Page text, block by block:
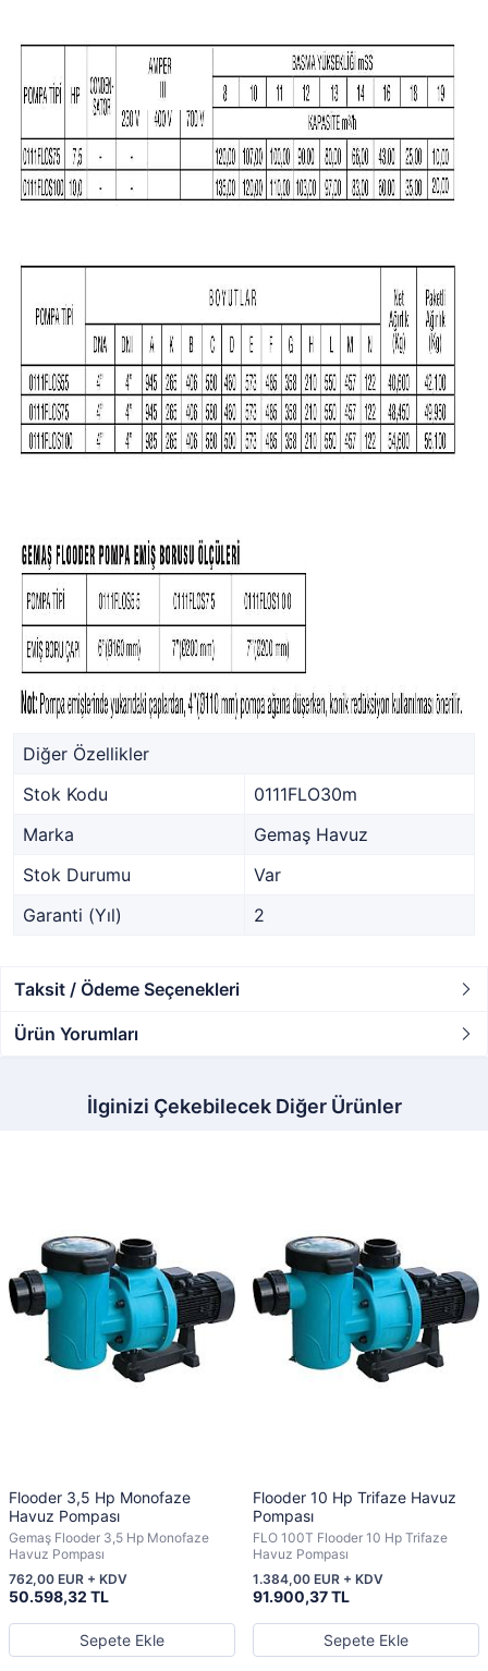
Diğer Özellikler
Stok Kodu
0111FLO30m
Marka
Gemaş Havuz
Stok Durumu
Var
Garanti (Yıl)
2
Taksit / Ödeme Seçenekleri
Ürün Yorumları
İlginizi Çekebilecek Diğer Ürünler
Flooder 3,5 Hp Monofaze
Havuz Pompası
Gemaş Flooder 3,5 Hp Monofaze
Havuz Pompası
50.598,32 TL
762,00 EUR + KDV
Sepete Ekle
Flooder 10 Hp Trifaze Havuz
Pompası
FLO 100T Flooder 10 Hp Trifaze
Havuz Pompası
91.900,37 TL
1.384,00 EUR + KDV
Sepete Ekle